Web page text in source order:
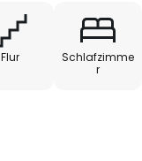
Flur
Schlafzimme
r